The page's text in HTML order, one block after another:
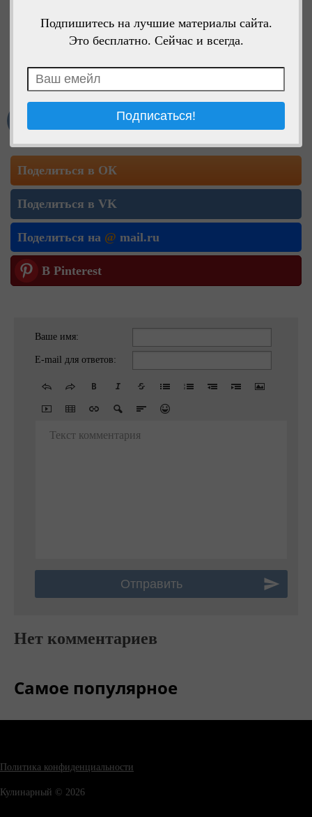
Подпишитесь на лучшие материалы сайта.
Это бесплатно. Сейчас и всегда.
Мне нравится 1
Поделиться в ОК
Поделиться в VK
Поделиться на @ mail.ru
В Pinterest
Ваше имя:
E-mail для ответов:
Текст комментария
Нет комментариев
Самое популярное
Политика конфиденциальности
Кулинарный © 2026